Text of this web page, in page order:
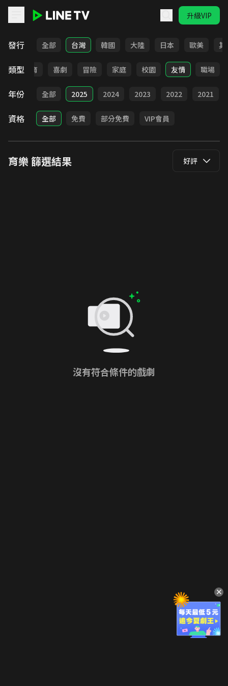
升級VIP
發行 全部 台灣 韓國 大陸 日本 歐美 其
類型教育 喜劇 冒險 家庭 校園 友情 職場
年份 全部 2025 2024 2023 2022 2021
資格 全部 免費 部分免費 VIP會員
育樂篩選結果 好評
沒有符合條件的戲劇